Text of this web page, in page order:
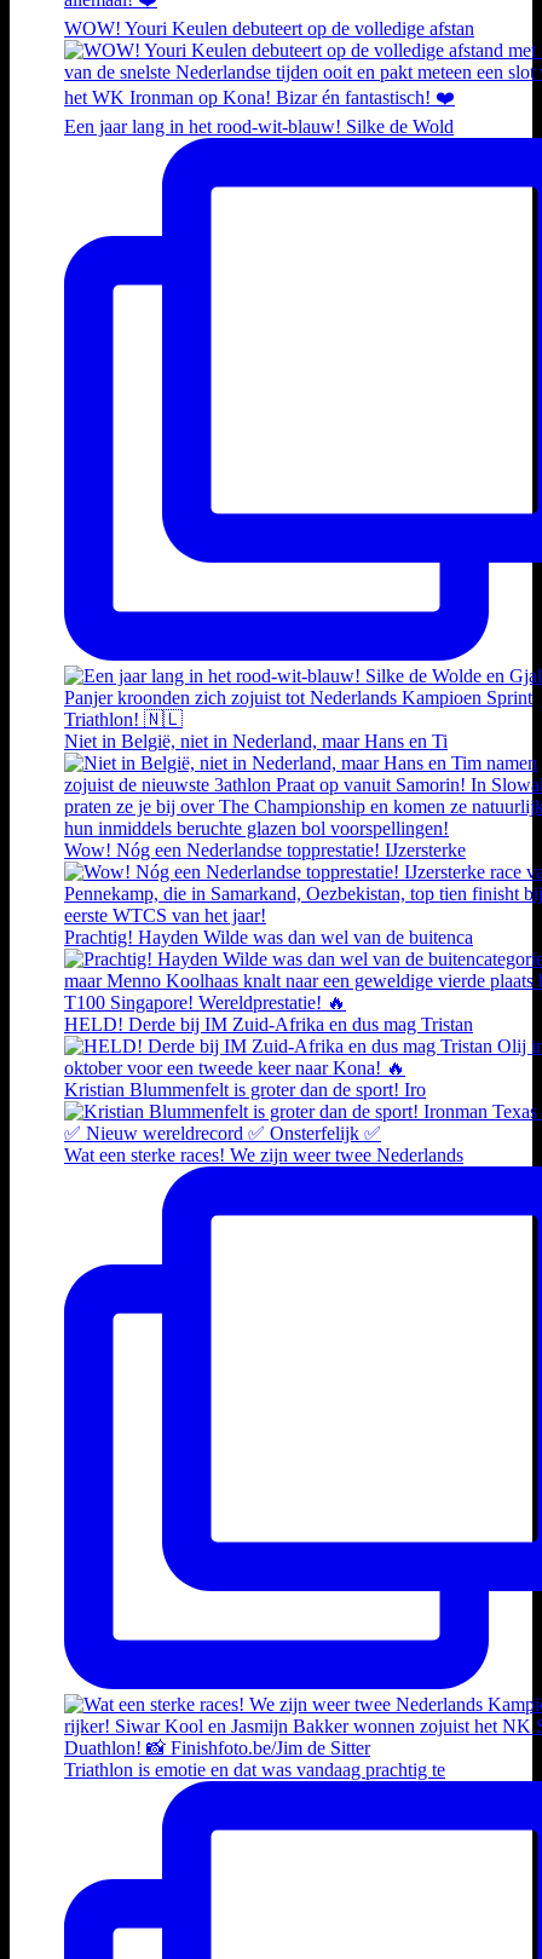
WOW! Youri Keulen debuteert op de volledige afstan
Een jaar lang in het rood-wit-blauw! Silke de Wold
Niet in België, niet in Nederland, maar Hans en Ti
Wow! Nóg een Nederlandse topprestatie! IJzersterke
Prachtig! Hayden Wilde was dan wel van de buitenca
HELD! Derde bij IM Zuid-Afrika en dus mag Tristan
Kristian Blummenfelt is groter dan de sport! Iro
Wat een sterke races! We zijn weer twee Nederlands
Triathlon is emotie en dat was vandaag prachtig te